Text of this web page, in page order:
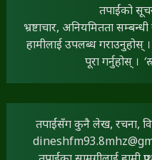
तपाईंको
भ्रष्टाचार, अनियमितता
हामीलाई उपलब्ध गराउनुहोस्
पूरा गर्नुहोस् ।
तपाईंसँग कुनै लेख, रचना,